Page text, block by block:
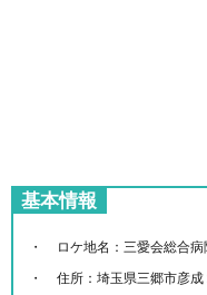
基本情報
ロケ地名：三愛会総合病
住所：埼玉県三郷市彦成